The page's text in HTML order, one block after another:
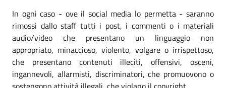
In ogni caso - ove il social media lo permetta - saranno
rimossi dallo staff tutti i post, i commenti o i materiali
audio/video che presentano un linguaggio non
appropriato, minaccioso, violento, volgare o irrispettoso,
che presentano contenuti illeciti, offensivi, osceni,
ingannevoli, allarmisti, discriminatori, che promuovono o